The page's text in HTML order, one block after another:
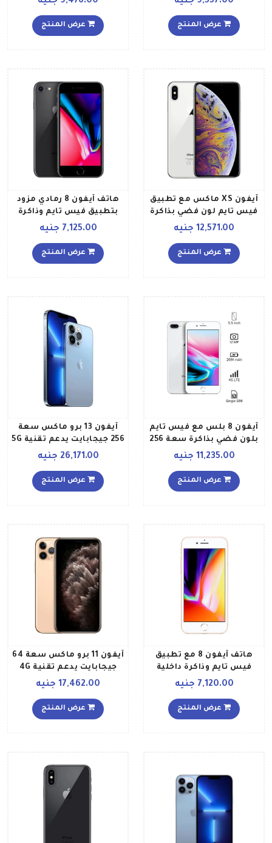
عرض المنتج عرض المنتج
آيفون XS ماكس مع تطبيق
فيس تايم لون فضي بذاكرة
سعة 64 جيجابايت يدعم
دولية
12,571.00 جنيه
عرض المنتج
هاتف آيفون 8 رمادي مزود
بتطبيق فيس تايم وذاكرة
سعة 64 غيغابايت ويدعم
7,125.00 جنيه
عرض المنتج
آيفون 8 بلس مع فيس تايم
بلون فضي بذاكرة سعة 256
11,235.00 جنيه
عرض المنتج
آيفون 13 برو ماكس سعة
256 جيجابايت يدعم تقنية 5G
مع فيس تايم لون أزرق
العربية السعودية
26,171.00 جنيه
عرض المنتج
هاتف آيفون 8 مع تطبيق
فيس تايم وذاكرة داخلية
سعة 64 جيجابايت ويدعم
7,120.00 جنيه
عرض المنتج
آيفون 11 برو ماكس سعة 64
جيجابايت يدعم تقنية 4G
LTE و فايس تايم، ذهبي
17,462.00 جنيه
عرض المنتج